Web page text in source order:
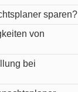
sparen?
von
bei